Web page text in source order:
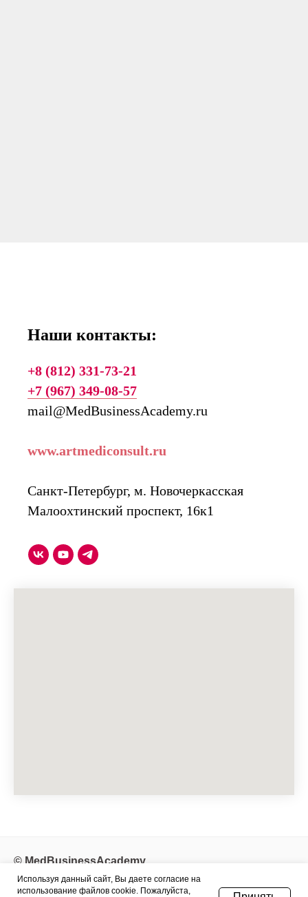
Наши контакты:
+8 (812) 331-73-21
+7 (967) 349-08-57
mail@MedBusinessAcademy.ru
www.artmediconsult.ru
Санкт-Петербург, м. Новочеркасская
Малоохтинский проспект, 16к1
© MedBusinessAcademy.
Используя данный сайт, Вы даете согласие на
использование файлов cookie. Пожалуйста,
Скрипт для Индивидуальных конверсий: